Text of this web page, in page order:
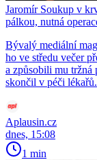
Jaromír Soukup v
pálkou, nutná
Bývalý mediální
ho ve středu večer
a způsobili mu
skončil v péči lékařů.
Aplausin.cz
dnes, 15:08
1 min